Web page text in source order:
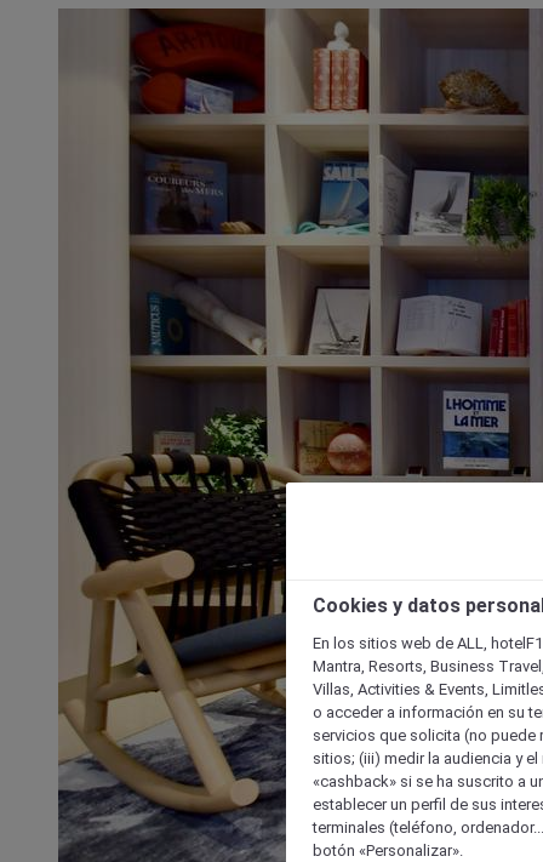
Cookies y datos
En los sitios web de ALL,
Mantra, Resorts, Business
Villas, Activities & Events,
o acceder a información en su
servicios que solicita (no puede
sitios; (iii) medir la audiencia y
«cashback» si se ha suscrito a
establecer un perfil de sus
terminales (teléfono,
botón «Personalizar».